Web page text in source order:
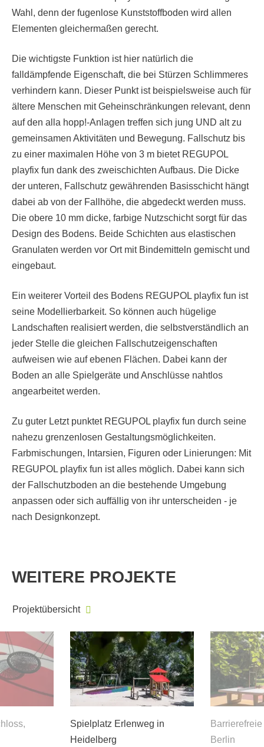
Wahl, denn der fugenlose Kunststoffboden wird allen
Elementen gleichermaßen gerecht.
Die wichtigste Funktion ist hier natürlich die
falldämpfende Eigenschaft, die bei Stürzen Schlimmeres
verhindern kann. Dieser Punkt ist beispielsweise auch für
ältere Menschen mit Geheinschränkungen relevant, denn
auf den alla hopp!-Anlagen treffen sich jung UND alt zu
gemeinsamen Aktivitäten und Bewegung. Fallschutz bis
zu einer maximalen Höhe von 3 m bietet REGUPOL
playfix fun dank des zweischichten Aufbaus. Die Dicke
der unteren, Fallschutz gewährenden Basisschicht hängt
dabei ab von der Fallhöhe, die abgedeckt werden muss.
Die obere 10 mm dicke, farbige Nutzschicht sorgt für das
Design des Bodens. Beide Schichten aus elastischen
Granulaten werden vor Ort mit Bindemitteln gemischt und
eingebaut.
Ein weiterer Vorteil des Bodens REGUPOL playfix fun ist
seine Modellierbarkeit. So können auch hügelige
Landschaften realisiert werden, die selbstverständlich an
jeder Stelle die gleichen Fallschutzeigenschaften
aufweisen wie auf ebenen Flächen. Dabei kann der
Boden an alle Spielgeräte und Anschlüsse nahtlos
angearbeitet werden.
Zu guter Letzt punktet REGUPOL playfix fun durch seine
nahezu grenzenlosen Gestaltungsmöglichkeiten.
Farbmischungen, Intarsien, Figuren oder Linierungen: Mit
REGUPOL playfix fun ist alles möglich. Dabei kann sich
der Fallschutzboden an die bestehende Umgebung
anpassen oder sich auffällig von ihr unterscheiden - je
nach Designkonzept.
WEITERE PROJEKTE
Projektübersicht
Spielplatz Erlenweg in
Heidelberg
Berlin